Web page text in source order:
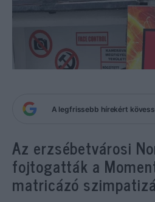
A legfrissebb hírekért
Az erzsébetvárosi
fojtogatták a
matricázó